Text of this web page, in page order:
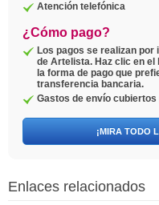
Atención telefónica
¿Cómo pago?
Los pagos se realizan
de Artelista. Haz clic en
la forma de pago que
transferencia bancaria.
Gastos de envío
¡MIRA TODO
Enlaces relacionados